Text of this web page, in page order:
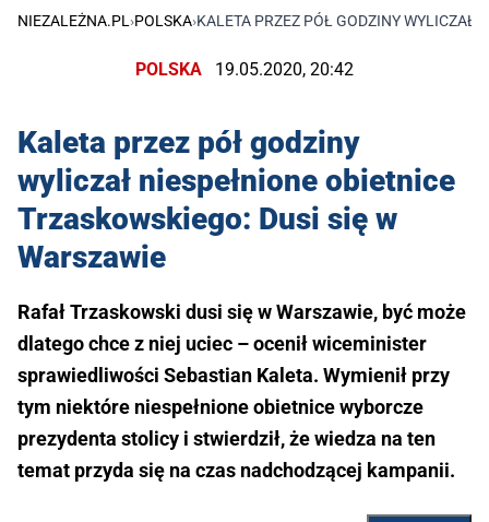
NIEZALEŻNA.PL ›POLSKA›KALETA PRZEZ PÓŁ GODZINY WYLICZAŁ
POLSKA 19.05.2020, 20:42
Kaleta przez pół godziny
wyliczał niespełnione obietnice
Trzaskowskiego: Dusi się w
Warszawie
Rafał Trzaskowski dusi się w Warszawie, być może
dlatego chce z niej uciec – ocenił wiceminister
sprawiedliwości Sebastian Kaleta. Wymienił przy
tym niektóre niespełnione obietnice wyborcze
prezydenta stolicy i stwierdził, że wiedza na ten
temat przyda się na czas nadchodzącej kampanii.